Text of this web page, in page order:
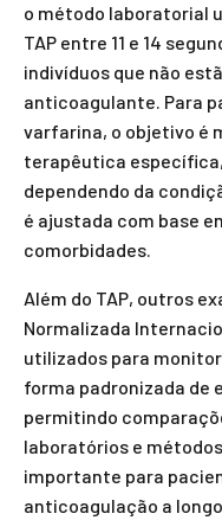
o método laboratorial
TAP entre 11 e 14
indivíduos que não
anticoagulante. Para
varfarina, o objetivo é
terapêutica
dependendo da
é ajustada com base
comorbidades.
Além do TAP, outros
Normalizada
utilizados para
forma padronizada de
permitindo
laboratórios e
importante para
anticoagulação a